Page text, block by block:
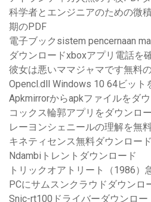
科学者とエンジニアのための微
期のPDF
電子ブックsistem pencernaan
ダウンロードxboxアプリ電話を
彼女は悪いママジャマです無料
Opencl.dll Windows 10 64ビット
Apkmirrorからapkファイルをダ
コックス輪郭アプリをダウンロ
レーヨンシェニールの理解を無
キネティセンス無料ダウンロード
Ndambiトレントダウンロード
トリックオアトリート（1986）
PCにサムスンクラウドダウンロ
Snic-rt100ドライバーダウンロー